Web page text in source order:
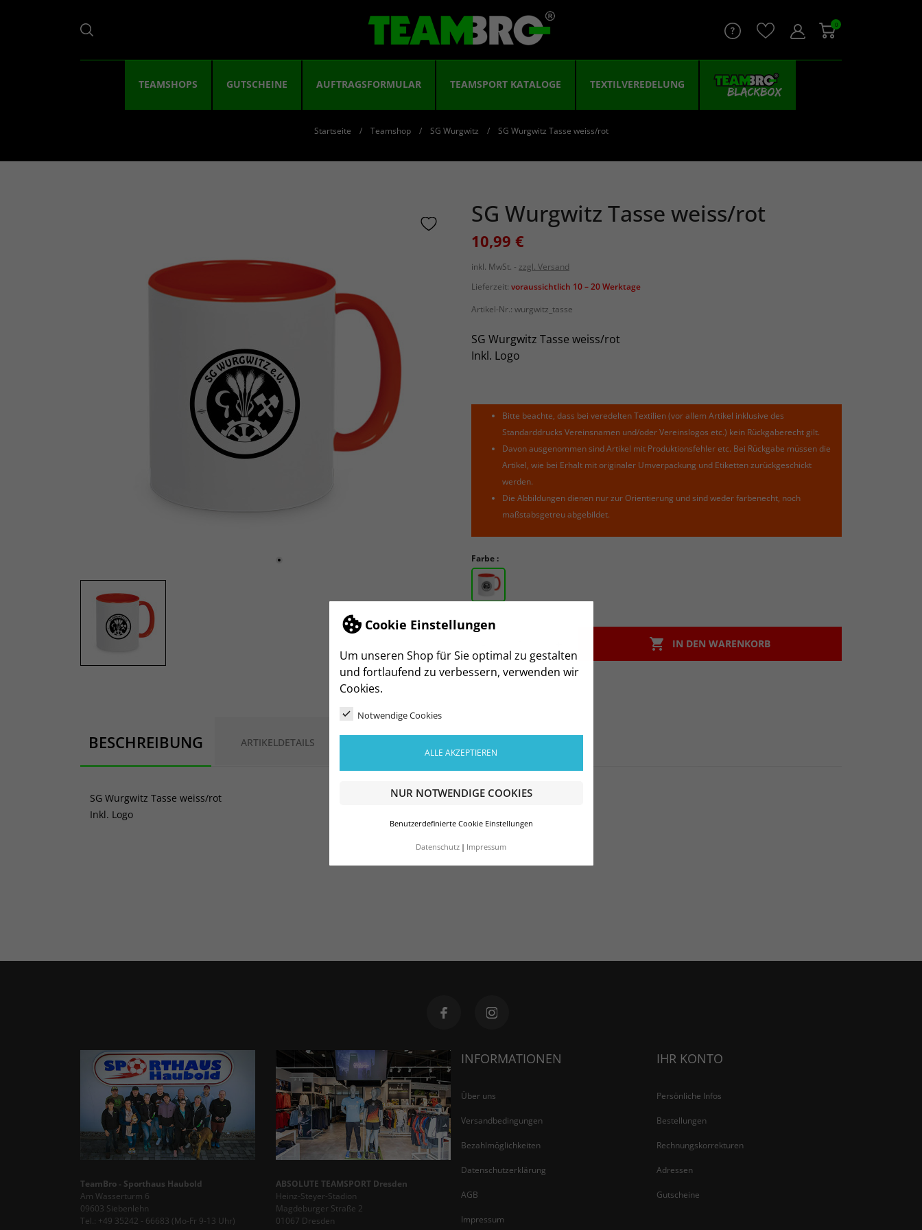
Cookie Einstellungen
Um unseren Shop für Sie optimal zu gestalten
und fortlaufend zu verbessern, verwenden wir
Cookies.
Notwendige Cookies
ALLE AKZEPTIEREN
NUR NOTWENDIGE COOKIES
Benutzerdefinierte Cookie Einstellungen
Datenschutz Impressum
0
TEAMSHOPS GUTSCHEINE AUFTRAGSFORMULAR TEAMSPORT KATALOGE TEXTILVEREDELUNG
Startseite Teamshop SG Wurgwitz SG Wurgwitz Tasse weiss/rot
SG Wurgwitz Tasse weiss/rot
10,99 €
inkl. MwSt.
zzgl. Versand
Lieferzeit: voraussichtlich 10 – 20 Werktage
Artikel-Nr.: wurgwitz_tasse
SG Wurgwitz Tasse weiss/rot
Inkl. Logo
Bitte beachte, dass bei veredelten Textilien (vor allem Artikel inklusive des
Standarddrucks Vereinsnamen und/oder Vereinslogos etc.) kein Rückgaberecht gilt.
Davon ausgenommen sind Artikel mit Produktionsfehler etc. Bei Rückgabe müssen die
Artikel, wie bei Erhalt mit originaler Umverpackung und Etiketten zurückgeschickt
werden.
Die Abbildungen dienen nur zur Orientierung und sind weder farbenecht, noch
maßstabsgetreu abgebildet.
Farbe :
 IN DEN WARENKORB
BESCHREIBUNG ARTIKELDETAILS
SG Wurgwitz Tasse weiss/rot
Inkl. Logo
TeamBro - Sporthaus Haubold
Am Wasserturm 6
09603 Siebenlehn
Tel.: +49 35242 - 66683 (Mo-Fr 9-13 Uhr)
ABSOLUTE TEAMSPORT Dresden
Heinz-Steyer-Stadion
Magdeburger Straße 2
01067 Dresden
INFORMATIONEN
Über uns
Versandbedingungen
Bezahlmöglichkeiten
Datenschutzerklärung
AGB
Impressum
IHR KONTO
Persönliche Infos
Bestellungen
Rechnungskorrekturen
Adressen
Gutscheine